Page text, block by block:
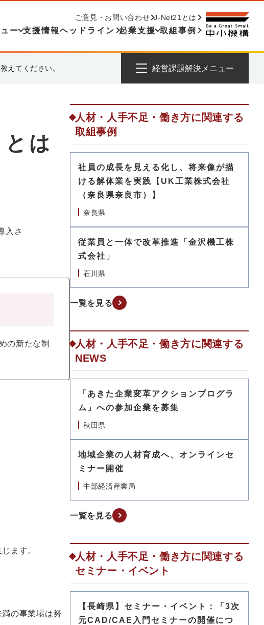
ー 支援情報ヘッドライン 起業支援 取組事例
ご意見・お問い合わせ J-Net21とは
えてください。 経営課題解決メニュー
は
入さ
の新たな制
ます。
の事業場は努
人材・人手不足・働き方に関連する
取組事例
社員の成長を見える化し、将来像が描
ける解体業を実践【UK工業株式会社
（奈良県奈良市）】
奈良県
従業員と一体で改革推進「金沢機工株
式会社」
石川県
一覧を見る
人材・人手不足・働き方に関連する
NEWS
「あきた企業変革アクションプログラ
ム」への参加企業を募集
秋田県
地域企業の人材育成へ、オンラインセ
ミナー開催
中部経済産業局
一覧を見る
人材・人手不足・働き方に関連する
セミナー・イベント
【長崎県】セミナー・イベント：「3次
元CAD/CAE入門セミナーの開催につ